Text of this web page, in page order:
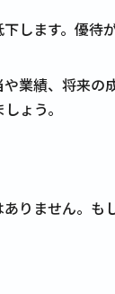
します。優待
業績、将来の
ょう。
りません。も